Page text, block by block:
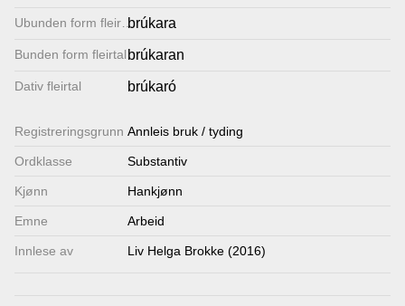
Ubunden form fleirtal
brúkara
Bunden form fleirtal brúkaran
Dativ fleirtal brúkaró
Registrerings­grunn Annleis bruk / tyding
Ordklasse Substantiv
Kjønn Hankjønn
Emne Arbeid
Innlese av Liv Helga Brokke (2016)
oss